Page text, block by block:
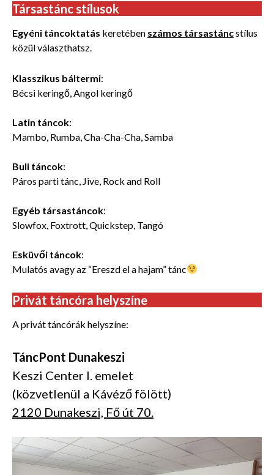
Társastánc stílusok
Egyéni táncoktatás keretében számos társastáncstílus
közül választhatsz.
Klasszikus báltermi:
Bécsi keringő, Angol keringő
Latin táncok:
Mambo, Rumba, Cha-Cha-Cha, Samba
Buli táncok:
Páros parti tánc, Jive, Rock and Roll
Egyéb társastáncok:
Slowfox, Foxtrott, Quickstep, Tangó
Esküvői táncok:
Mulatós avagy az “Ereszd el a hajam” tánc
Privát táncóra helyszíne
A privát táncórák helyszíne:
TáncPont Dunakeszi
Keszi Center I. emelet
(közvetlenül a Kávéző fölött)
2120 Dunakeszi, Fő út 70.